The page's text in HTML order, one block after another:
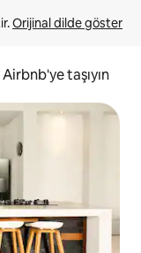
Orijinal dilde göster
taşıyın